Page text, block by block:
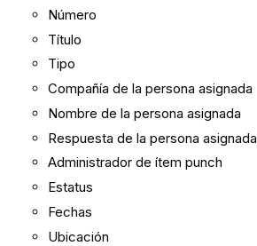
Número
Título
Tipo
Compañía de la persona asignada
Nombre de la persona asignada
Respuesta de la persona asignada
Administrador de ítem punch
Estatus
Fechas
Ubicación